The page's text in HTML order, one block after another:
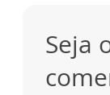
Seja